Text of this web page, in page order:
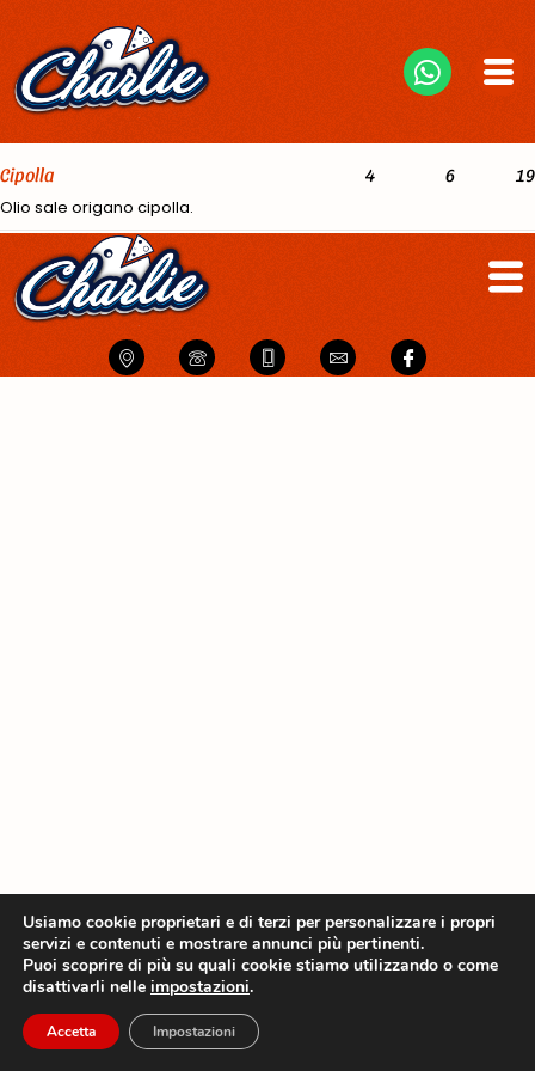
Cipolla 4 6 19
Olio sale origano cipolla.
Usiamo cookie proprietari e di terzi per personalizzare i propri
servizi e contenuti e mostrare annunci più pertinenti.
Puoi scoprire di più su quali cookie stiamo utilizzando o come
disattivarli nelle impostazioni.
Accetta Impostazioni